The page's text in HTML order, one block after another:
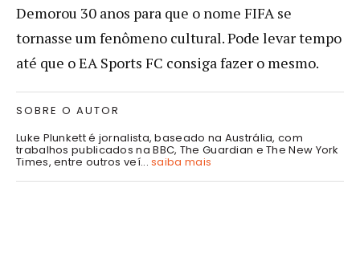
Demorou 30 anos para que o nome FIFA se
tornasse um fenômeno cultural. Pode levar tempo
até que o EA Sports FC consiga fazer o mesmo.
SOBRE O AUTOR
Luke Plunkett é jornalista, baseado na Austrália, com
trabalhos publicados na BBC, The Guardian e The New York
Times, entre outros veí...saiba mais